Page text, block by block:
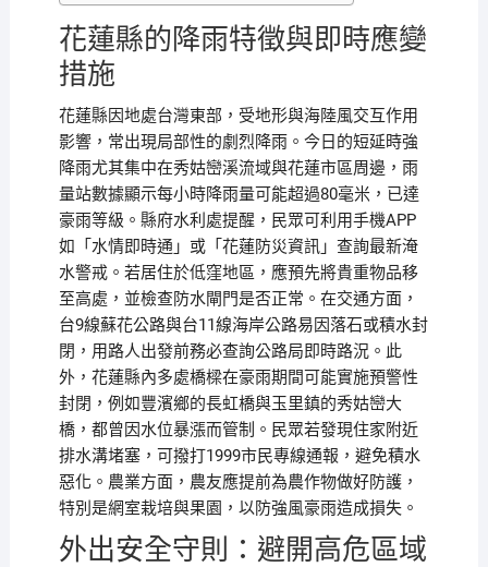
花蓮縣的降雨特徵與即時應變
措施
花蓮縣因地處台灣東部，受地形與海陸風交互作用
影響，常出現局部性的劇烈降雨。今日的短延時強
降雨尤其集中在秀姑巒溪流域與花蓮市區周邊，雨
量站數據顯示每小時降雨量可能超過80毫米，已達
豪雨等級。縣府水利處提醒，民眾可利用手機APP
如「水情即時通」或「花蓮防災資訊」查詢最新淹
水警戒。若居住於低窪地區，應預先將貴重物品移
至高處，並檢查防水閘門是否正常。在交通方面，
台9線蘇花公路與台11線海岸公路易因落石或積水封
閉，用路人出發前務必查詢公路局即時路況。此
外，花蓮縣內多處橋樑在豪雨期間可能實施預警性
封閉，例如豐濱鄉的長虹橋與玉里鎮的秀姑巒大
橋，都曾因水位暴漲而管制。民眾若發現住家附近
排水溝堵塞，可撥打1999市民專線通報，避免積水
惡化。農業方面，農友應提前為農作物做好防護，
特別是網室栽培與果園，以防強風豪雨造成損失。
外出安全守則：避開高危區域